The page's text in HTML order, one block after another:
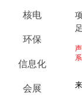
核电
环保
信息化
会展